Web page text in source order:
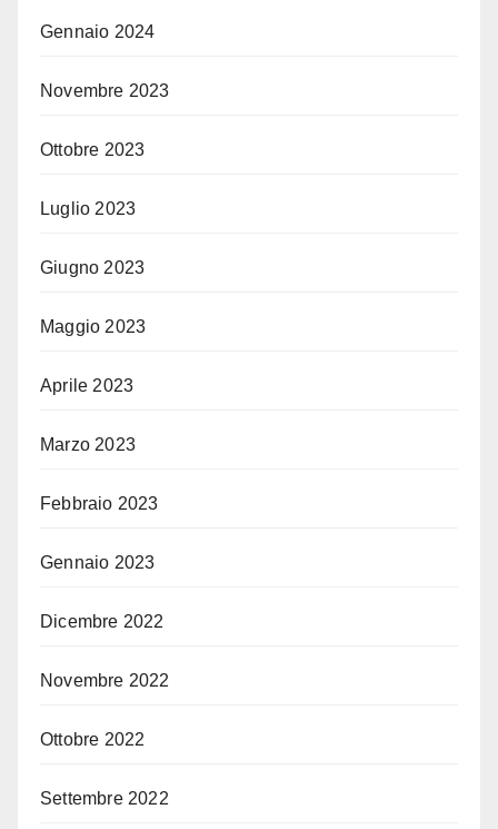
Gennaio 2024
Novembre 2023
Ottobre 2023
Luglio 2023
Giugno 2023
Maggio 2023
Aprile 2023
Marzo 2023
Febbraio 2023
Gennaio 2023
Dicembre 2022
Novembre 2022
Ottobre 2022
Settembre 2022